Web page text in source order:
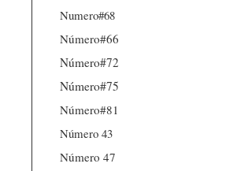
Numero#68
Número#66
Número#72
Número#75
Número#81
Número 43
Número 47